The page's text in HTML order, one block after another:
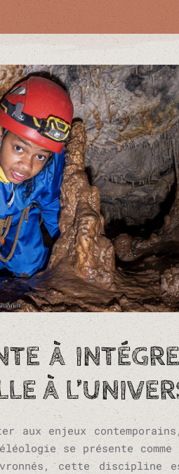
À
À
aux enjeux
se présente
cette discipline